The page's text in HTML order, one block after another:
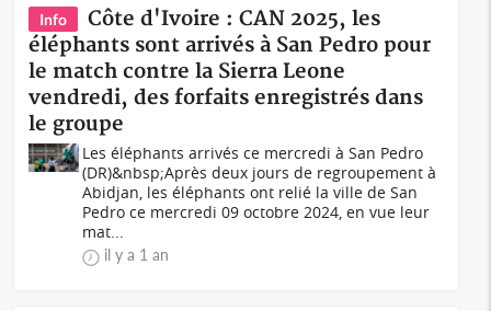
Info
Côte d'Ivoire : CAN 2025, les
éléphants sont arrivés à San Pedro pour
le match contre la Sierra Leone
vendredi, des forfaits enregistrés dans
le groupe
Les éléphants arrivés ce mercredi à San Pedro
(DR)&nbsp;Après deux jours de regroupement à
Abidjan, les éléphants ont relié la ville de San
Pedro ce mercredi 09 octobre 2024, en vue leur
mat...
il y a 1 an